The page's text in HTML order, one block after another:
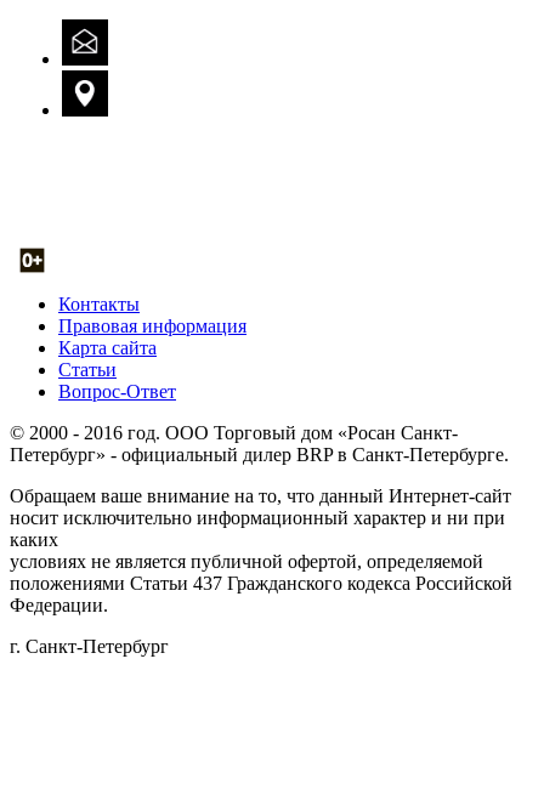
Контакты
Правовая информация
Карта сайта
Статьи
Вопрос-Ответ
© 2000 - 2016 год. ООО Торговый дом «Росан Санкт-
Петербург» - официальный дилер BRP в Санкт-Петербурге.
Обращаем ваше внимание на то, что данный Интернет-сайт
носит исключительно информационный характер и ни при
каких
условиях не является публичной офертой, определяемой
положениями Статьи 437 Гражданского кодекса Российской
Федерации.
г. Санкт-Петербург